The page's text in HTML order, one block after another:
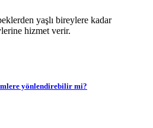
yaşlı bireylere kadar
hizmet verir.
yönlendirebilir mi?